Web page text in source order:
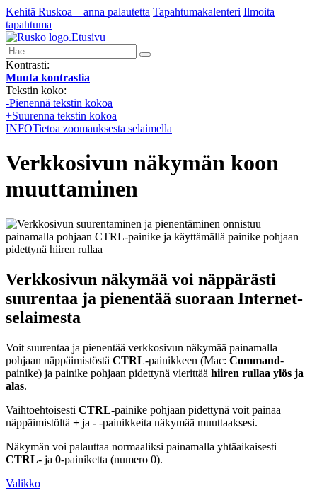
Kehitä Ruskoa – anna palautetta Tapahtumakalenteri Ilmoita
tapahtuma
Etusivu
Hae:
Kontrasti:
Muuta kontrastia
Tekstin koko:
-Pienennä tekstin kokoa
+Suurenna tekstin kokoa
INFOTietoa zoomauksesta selaimella
Verkkosivun näkymän koon
muuttaminen
Verkkosivun näkymää voi näppärästi
suurentaa ja pienentää suoraan Internet-
selaimesta
Voit suurentaa ja pienentää verkkosivun näkymää painamalla
pohjaan näppäimistöstä CTRL-painikkeen (Mac: Command-
painike) ja painike pohjaan pidettynä vierittää hiiren rullaa ylös ja
alas.
Vaihtoehtoisesti CTRL-painike pohjaan pidettynä voit painaa
näppäimistöltä + ja - -painikkeita näkymää muuttaaksesi.
Näkymän voi palauttaa normaaliksi painamalla yhtäaikaisesti
CTRL- ja 0-painiketta (numero 0).
Valikko